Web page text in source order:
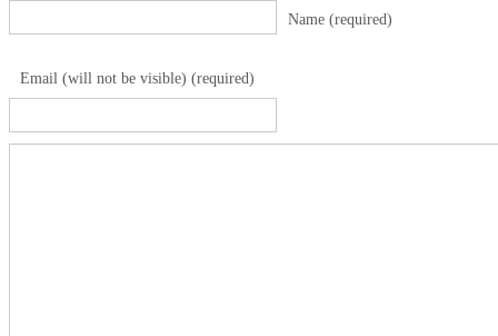
Name (required)
Email (will not be visible) (required)